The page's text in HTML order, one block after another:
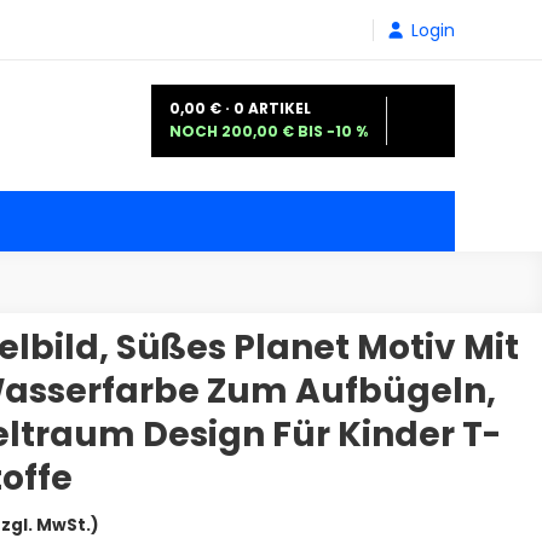
Login
0,00 € · 0 ARTIKEL
NOCH 200,00 € BIS −10 %
Süßes Planet Motiv Mit
Zum Aufbügeln,
Design Für Kinder T-
MwSt.)